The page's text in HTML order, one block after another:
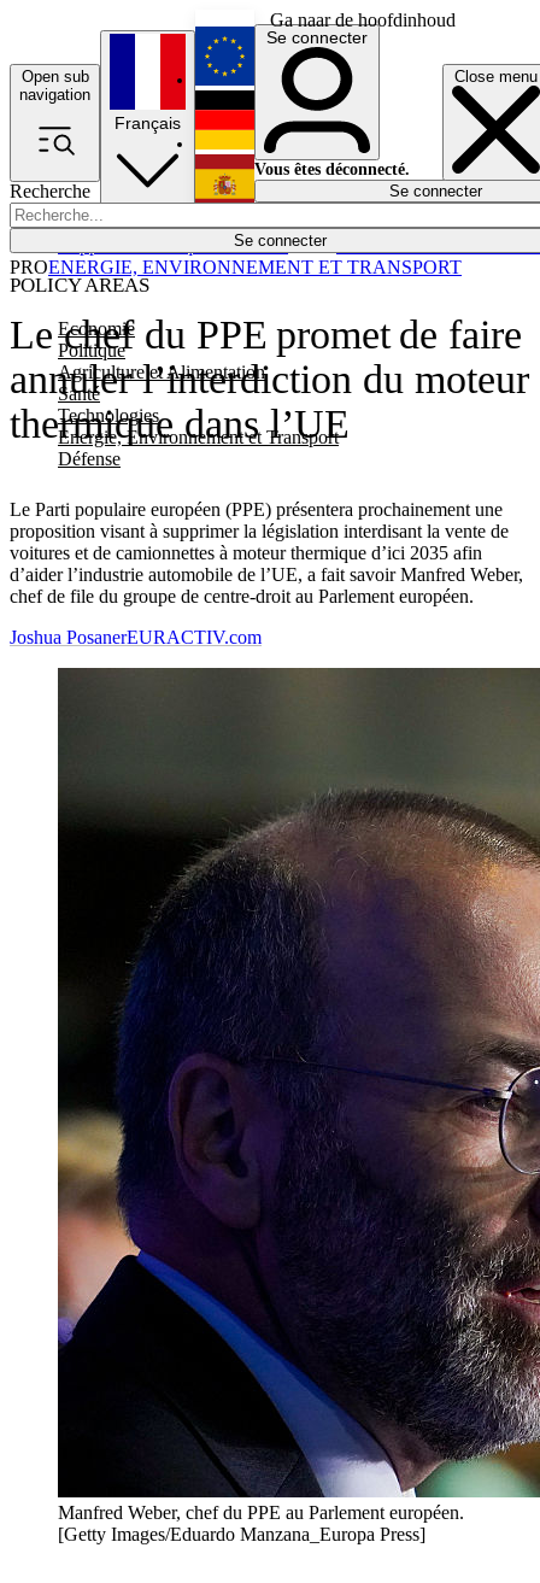
Ga naar de hoofdinhoud
Open sub
navigation
Close menu
Recherche
Se connecter
POLICY AREAS
Economie
Politique
Agriculture et Alimentation
Santé
Technologies
Energie, Environnement et Transport
Défense
Économie
Français
English
Deutsch
Español
Se connecter
Vous êtes déconnecté.
Se connecter
Le chef du PPE promet de faire
annuler l’interdiction du moteur
thermique dans l’UE
Le Parti populaire européen (PPE) présentera prochainement une
proposition visant à supprimer la législation interdisant la vente de
voitures et de camionnettes à moteur thermique d’ici 2035 afin
d’aider l’industrie automobile de l’UE, a fait savoir Manfred Weber,
chef de file du groupe de centre-droit au Parlement européen.
PROENERGIE, ENVIRONNEMENT ET TRANSPORT
Joshua PosanerEURACTIV.com
Manfred Weber, chef du PPE au Parlement européen.
[Getty Images/Eduardo Manzana_Europa Press]